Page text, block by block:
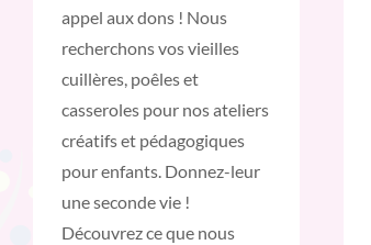
appel aux dons ! Nous
recherchons vos vieilles
cuillères, poêles et
casseroles pour nos ateliers
créatifs et pédagogiques
pour enfants. Donnez-leur
une seconde vie !
Découvrez ce que nous